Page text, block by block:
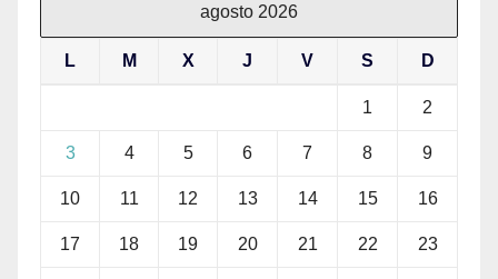
agosto 2026
L M X J V S D
1 2
3 4 5 6 7 8 9
10 11 12 13 14 15 16
17 18 19 20 21 22 23